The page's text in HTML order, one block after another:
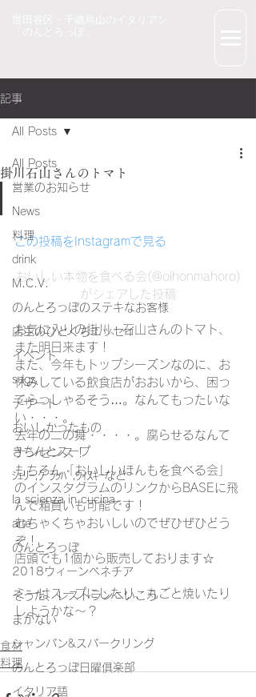
記事
All Posts
営業のお知らせ
News
料理
drink
M.C.V.
のんとろっぽのステキなお客様
店主のひとくちエッセイ
イベント
sdgs
デザート
おいしかったもの
きちんとスープ
ｼｪﾘｰ,ｸﾞﾗｯﾊﾟ,ｳｨｽｷｰなど
la scienza in cucina
arte
のんとろっぽ
2018ウィーンベネチア
そうだ、レストランへいこう
まかない
シャンパン&スパークリング
のんとろっぽ日曜俱楽部
イタリア語
All Posts
掛川石山さんのトマト
この投稿をInstagramで見る
おいしい本物を食べる会(@oihonmahoro)
がシェアした投稿
お気に入りの掛川、石山さんのトマト、
また明日来ます！
また、今年もトップシーズンなのに、お
休みしている飲食店がおおいから、困っ
てらっしゃるそう…。なんてもったいな
い・・・。
去年の二の舞・・・・。腐らせるなんて
ナンセンス！
もちろん「おいしいほんもを食べる会」
のインスタグラムのリンクからBASEに飛
んで箱買いも可能です！
むちゃくちゃおいしいのでぜひぜひどう
ぞ！
店頭でも1個から販売しております☆
ミーはスープにしたり、丸ごと焼いたり
しようかな～？
食材
料理